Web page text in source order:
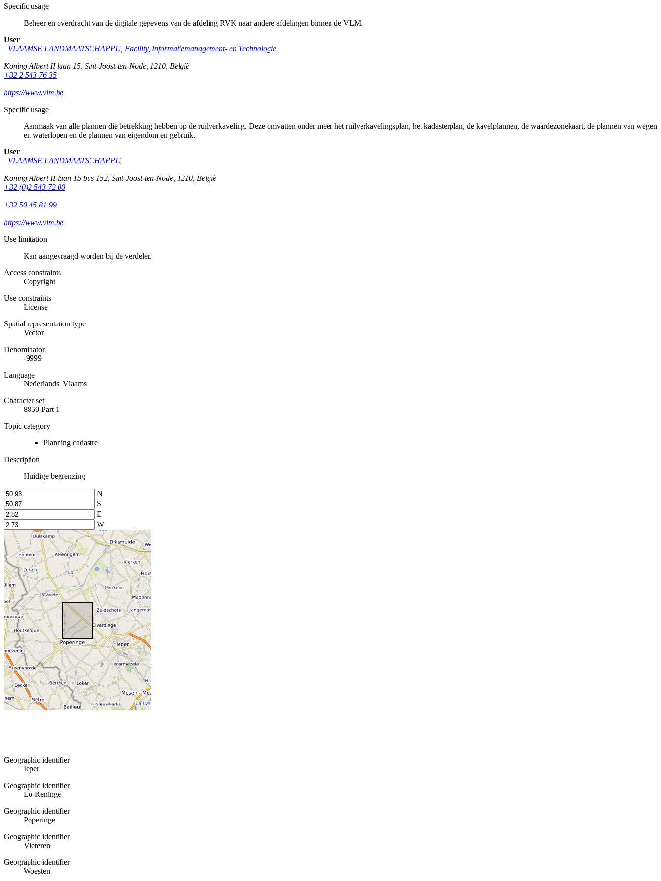
Specific usage
Beheer en overdracht van de digitale gegevens van de afdeling RVK naar andere afdelingen binnen de VLM.
User
VLAAMSE LANDMAATSCHAPPIJ, Facility, Informatiemanagement- en Technologie
Koning Albert II laan 15 Sint-Joost-ten-Node 1210 België
+32 2 543 76 35
https://www.vlm.be
Specific usage
Aanmaak van alle plannen die betrekking hebben op de ruilverkaveling. Deze omvatten onder meer het ruilverkavelingsplan, het kadasterplan, de kavelplannen, de waardezonekaart, de plannen van wegen
en waterlopen en de plannen van eigendom en gebruik.
User
VLAAMSE LANDMAATSCHAPPIJ
Koning Albert II-laan 15 bus 152 Sint-Joost-ten-Node 1210 België
+32 (0)2 543 72 00
+32 50 45 81 99
https://www.vlm.be
Use limitation
Kan aangevraagd worden bij de verdeler.
Access constraints
Copyright
Use constraints
License
Spatial representation type
Vector
Denominator
-9999
Language
Nederlands; Vlaams
Character set
8859 Part 1
Topic category
Planning cadastre
Description
Huidige begrenzing
N
S
E
W
Geographic identifier
Ieper
Geographic identifier
Lo-Reninge
Geographic identifier
Poperinge
Geographic identifier
Vleteren
Geographic identifier
Woesten